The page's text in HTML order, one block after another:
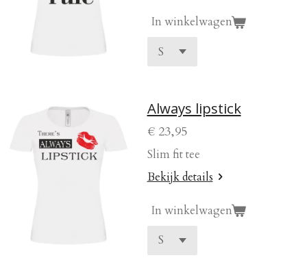
In winkelwagen
Always lipstick
€ 23,95
Slim fit tee
Bekijk details
In winkelwagen